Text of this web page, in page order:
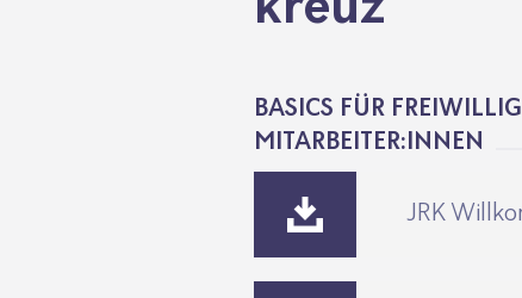
BASICS FÜR
MITARBEITER:INNEN
JRK